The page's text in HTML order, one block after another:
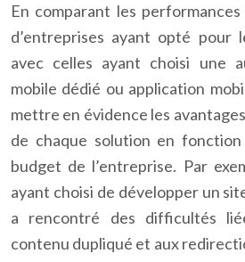
En comparant les
d’entreprises ayant opté pour
avec celles ayant choisi une
mobile dédié ou application
mettre en évidence les
de chaque solution en
budget de l’entreprise. Par
ayant choisi de développer un
a rencontré des difficultés
contenu dupliqué et aux